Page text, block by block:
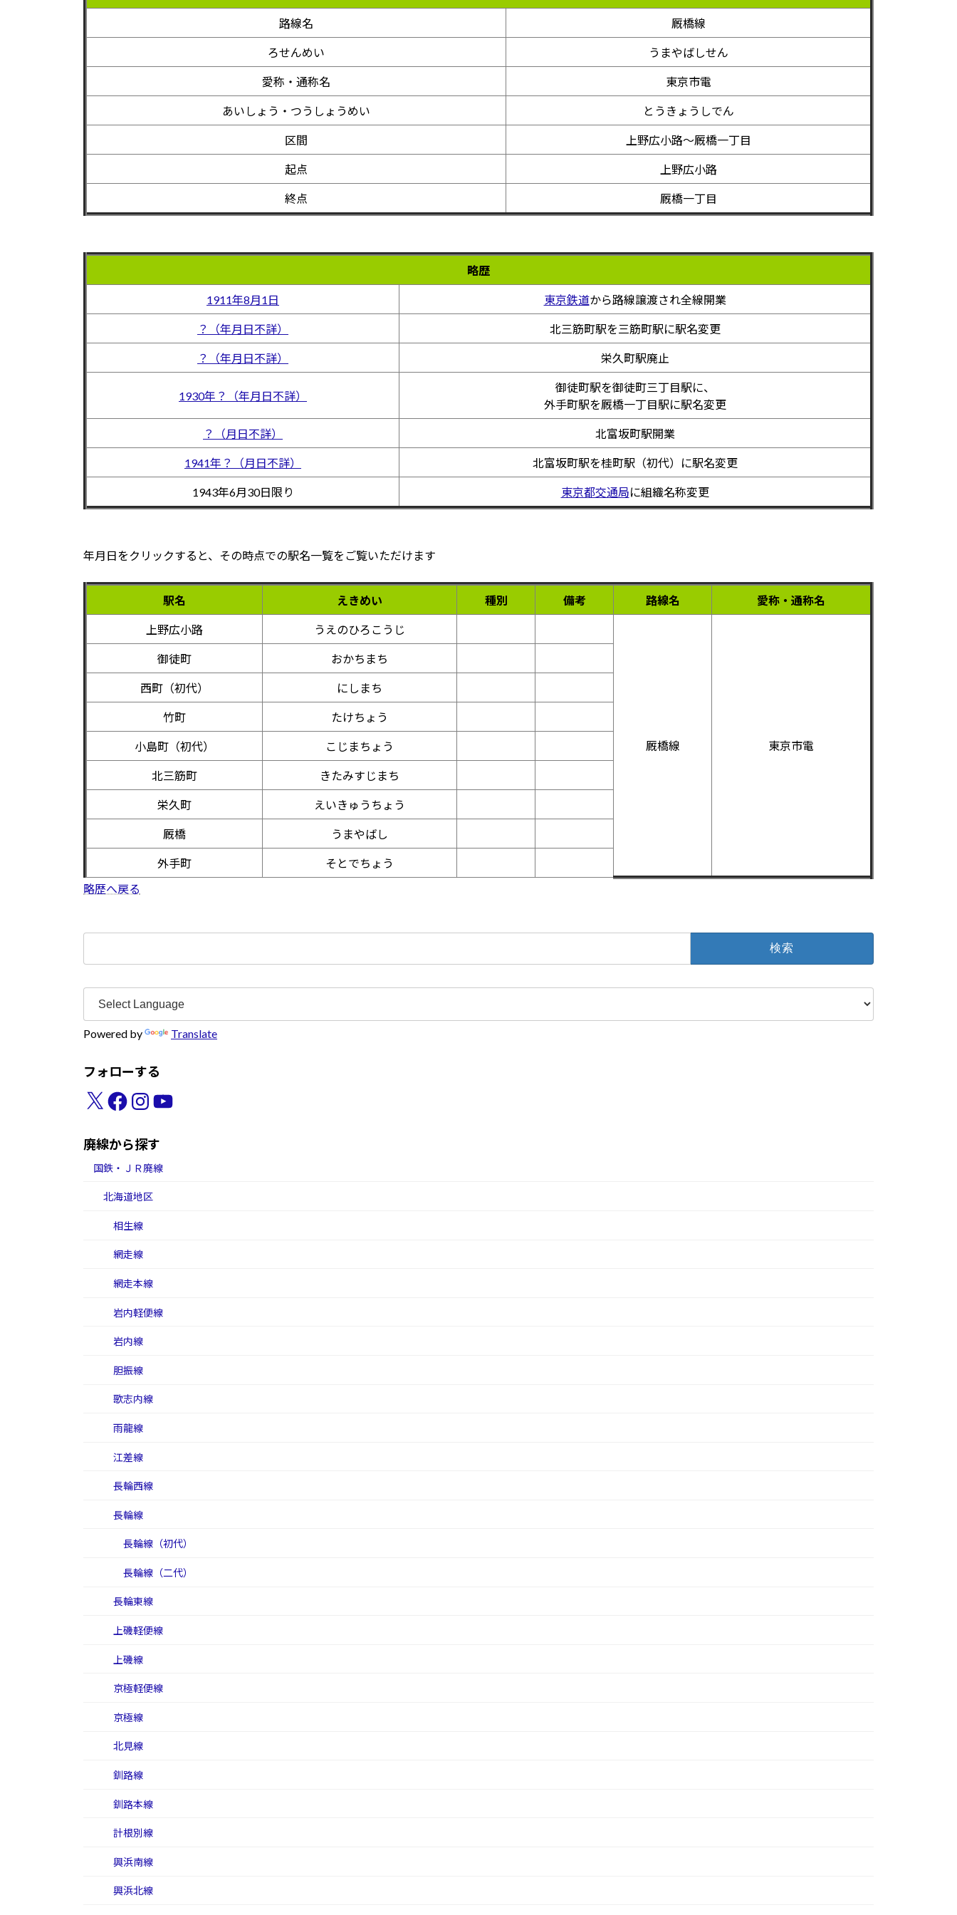
路線名 厩橋線
ろせんめい うまやばしせん
愛称・通称名 東京市電
あいしょう・つうしょうめい とうきょうしでん
区間 上野広小路～厩橋一丁目
起点 上野広小路
終点 厩橋一丁目
略歴
1911年8月1日 東京鉄道から路線譲渡され全線開業
？（年月日不詳） 北三筋町駅を三筋町駅に駅名変更
？（年月日不詳） 栄久町駅廃止
1930年？（年月日不詳）
御徒町駅を御徒町三丁目駅に、
外手町駅を厩橋一丁目駅に駅名変更
？（月日不詳） 北富坂町駅開業
1941年？（月日不詳） 北富坂町駅を桂町駅（初代）に駅名変更
1943年6月30日限り 東京都交通局に組織名称変更
年月日をクリックすると、その時点での駅名一覧をご覧いただけます
駅名 えきめい 種別 備考 路線名 愛称・通称名
上野広小路 うえのひろこうじ
厩橋線 東京市電
御徒町 おかちまち
西町（初代） にしまち
竹町 たけちょう
小島町（初代） こじまちょう
北三筋町 きたみすじまち
栄久町 えいきゅうちょう
厩橋 うまやばし
外手町
そとでちょう
略歴へ戻る
Powered by Translate
フォローする
X Facebook
InstagramYouTube
廃線から探す
国鉄・ＪＲ廃線
北海道地区
相生線
網走線
網走本線
岩内軽便線
岩内線
胆振線
歌志内線
雨龍線
江差線
長輪西線
長輪線
長輪線（初代）
長輪線（二代）
長輪東線
上磯軽便線
上磯線
京極軽便線
京極線
北見線
釧路線
釧路本線
計根別線
興浜南線
興浜北線